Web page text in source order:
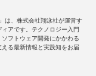
は、株式会社翔泳社が運営す
アです。テクノロジー入門
フトウェア開発にかかわる
る最新情報と実践知をお届